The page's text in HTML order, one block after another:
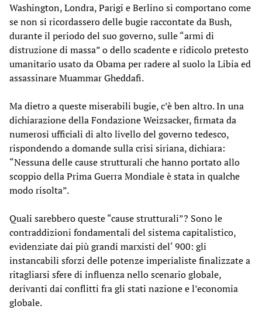
Washington, Londra, Parigi e Berlino si comportano come
se non si ricordassero delle bugie raccontate da Bush,
durante il periodo del suo governo, sulle “armi di
distruzione di massa” o dello scadente e ridicolo pretesto
umanitario usato da Obama per radere al suolo la Libia ed
assassinare Muammar Gheddafi.
Ma dietro a queste miserabili bugie, c’è ben altro. In una
dichiarazione della Fondazione Weizsacker, firmata da
numerosi ufficiali di alto livello del governo tedesco,
rispondendo a domande sulla crisi siriana, dichiara:
“Nessuna delle cause strutturali che hanno portato allo
scoppio della Prima Guerra Mondiale è stata in qualche
modo risolta”.
Quali sarebbero queste “cause strutturali”? Sono le
contraddizioni fondamentali del sistema capitalistico,
evidenziate dai più grandi marxisti del‘ 900: gli
instancabili sforzi delle potenze imperialiste finalizzate a
ritagliarsi sfere di influenza nello scenario globale,
derivanti dai conflitti fra gli stati nazione e l’economia
globale.